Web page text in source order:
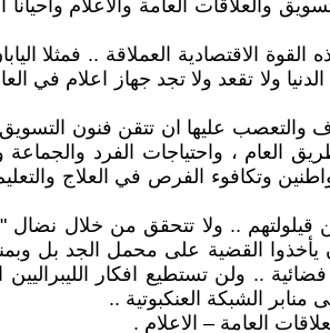
والعلاقات العامة والاعلام واحيانا
الاقتصادية العملاقة .. فمثلا
ولا تقعد ولا تجد جهاز اعلام في
والتعصب عليها ان تتقن فنون التسويق
العام ، واحتياجات الفرد والجماعة
وتكافوء الفرص في العلاج
.. ولا تتحقق من خلال نضال
يأخذوا القضية على محمل الجد بل
لا يتحقق بكتابة مقال يسفه افكار المتطرفين ودينهم وتاريخهم .. ولا يتحقق بقناة فضائية او حتى 100 قناة
الشبكة العنكبوتية ..
العامة – الاعلام .